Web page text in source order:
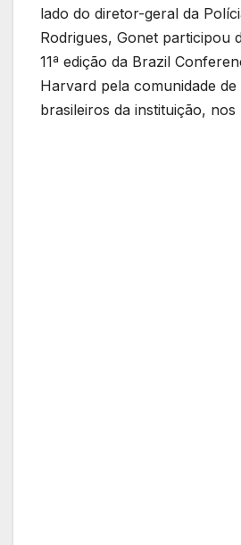
lado do diretor-geral da
Rodrigues, Gonet participou
11ª edição da Brazil
Harvard pela comunidade de
brasileiros da instituição, nos